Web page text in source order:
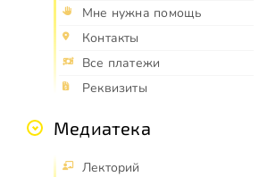
Мне нужна помощь
Контакты
Все платежи
Реквизиты
Медиатека
Лекторий